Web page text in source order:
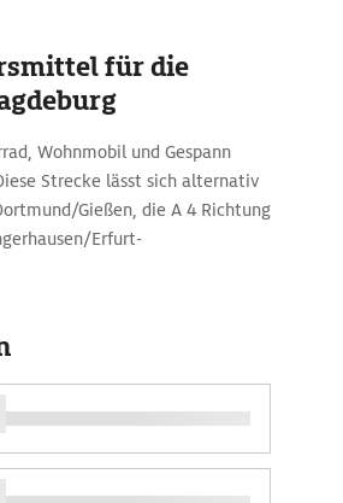
für die
Wohnmobil und Gespann
Strecke lässt sich alternativ
Gießen, die A 4 Richtung
Erfurt-